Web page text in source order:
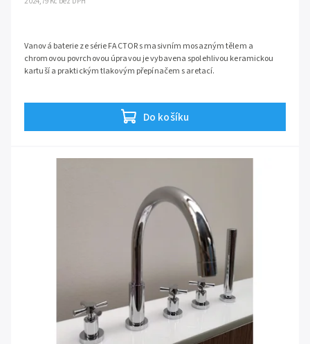
Do košíku
Vanová baterie ze série FACTOR s masivním mosazným tělem a
chromovou povrchovou úpravou je vybavena spolehlivou keramickou
kartuší a praktickým tlakovým přepínačem s aretací.
Série:Factor